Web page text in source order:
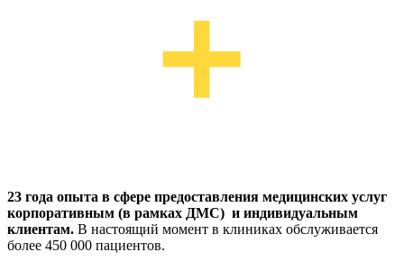
23 года опыта в сфере предоставления медицинских услуг
корпоративным (в рамках ДМС) и индивидуальным
клиентам. В настоящий момент в клиниках обслуживается
более 450 000 пациентов.